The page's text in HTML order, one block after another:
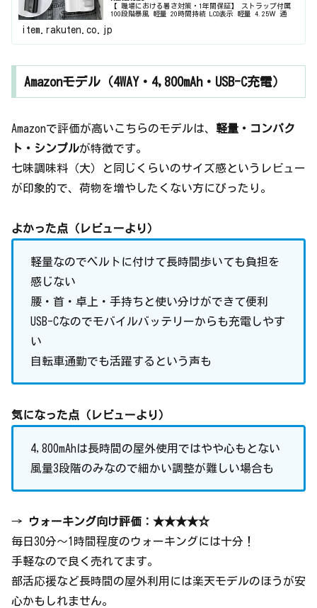
【 職場における暑さ対策・1年間保証】 ストラップ付属
100段階暴風 軽量 20時間持続 LCD表示 軽量 4.25Ｗ 通
ィス 建設労働 旅行。【COUPONで2,452円・激安S...
item.rakuten.co.jp
Amazonモデル（4WAY・4,800mAh・USB-C充電）
Amazonで評価が高いこちらのモデルは、 軽量・コンパク
ト・シンプルが特徴です。
七味調味料（大）と同じくらいのサイズ感というレビュー
が印象的で、荷物を増やしたくない方にぴったり。
よかった点（レビューより）
軽量なのでベルトに付けて長時間歩いても負担を
感じない
腰・首・卓上・手持ちと使い分けができて便利
USB-Cなのでモバイルバッテリーからも充電しやす
い
自転車通勤でも活躍するという声も
気になった点（レビューより）
4,800mAhは長時間の屋外使用ではやや心もとない
風量3段階のみなので細かい調整が難しい場合も
→
ウォーキング向け評価：★★★★☆
毎日30分〜1時間程度のウォーキングには十分！
手軽なので良く売れてます。
部活応援など長時間の屋外利用には楽天モデルのほうが安
心かもしれません。